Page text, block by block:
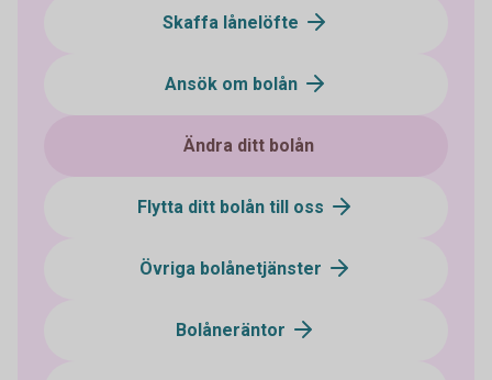
Skaffa lånelöfte
Ansök om bolån
Ändra ditt bolån
Flytta ditt bolån till oss
Övriga bolånetjänster
Bolåneräntor